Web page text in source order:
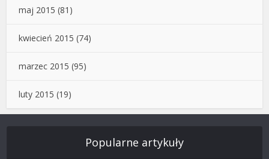
maj 2015 (81)
kwiecień 2015 (74)
marzec 2015 (95)
luty 2015 (19)
Popularne artykuły